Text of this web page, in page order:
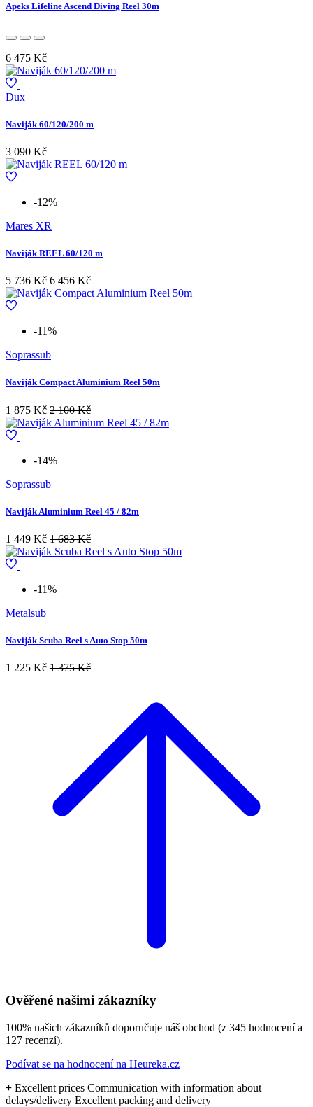
Apeks Lifeline Ascend Diving Reel 30m
6 475 Kč
Dux
Naviják 60/120/200 m
3 090 Kč
-12%
Mares XR
Naviják REEL 60/120 m
5 736 Kč 6 456 Kč
-11%
Soprassub
Naviják Compact Aluminium Reel 50m
1 875 Kč 2 100 Kč
-14%
Soprassub
Naviják Aluminium Reel 45 / 82m
1 449 Kč 1 683 Kč
-11%
Metalsub
Naviják Scuba Reel s Auto Stop 50m
1 225 Kč 1 375 Kč
Ověřené našimi zákazníky
100% našich zákazníků doporučuje náš obchod (z 345 hodnocení a
127 recenzí).
Podívat se na hodnocení na Heureka.cz
+ Excellent prices Communication with information about
delays/delivery Excellent packing and delivery